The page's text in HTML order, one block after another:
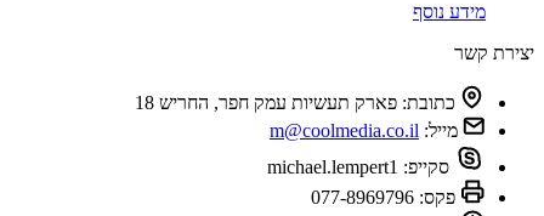
מידע נוסף
יצירת קשר
כתובת: פארק תעשיות עמק חפר, החריש 18
מייל: m@coolmedia.co.il
סקייפ: michael.lempert1
פקס: 077-8969796